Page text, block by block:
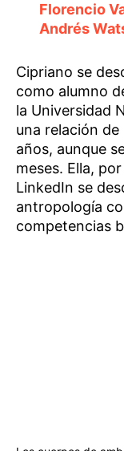
Florencio
Andrés
Cipriano se
como alumno
la Universidad
una relación
años, aunque
meses. Ella,
LinkedIn se
antropología
competencias